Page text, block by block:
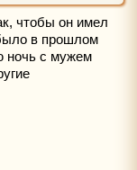
чтобы он имел
в прошлом
ночь с мужем